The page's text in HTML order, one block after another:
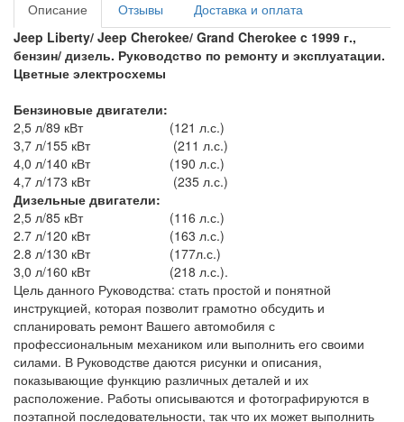
Описание Отзывы
Доставка и оплата
Jeep Liberty/ Jeep Cherokee/ Grand Cherokee c 1999 г.,
бензин/ дизель. Руководство по ремонту и эксплуатации.
Цветные электросхемы
Бензиновые двигатели:
2,5 л/89 кВт (121 л.с.)
3,7 л/155 кВт (211 л.с.)
4,0 л/140 кВт (190 л.с.)
4,7 л/173 кВт (235 л.с.)
Дизельные двигатели:
2,5 л/85 кВт (116 л.с.)
2.7 л/120 кВт (163 л.с.)
2.8 л/130 кВт (177л.с.)
3,0 л/160 кВт (218 л.с.).
Цель данного Руководства: стать простой и понятной
инструкцией, которая позволит грамотно обсудить и
спланировать ремонт Вашего автомобиля с
профессиональным механиком или выполнить его своими
силами. В Руководстве даются рисунки и описания,
показывающие функцию различных деталей и их
расположение. Работы описываются и фотографируются в
поэтапной последовательности, так что их может выполнить